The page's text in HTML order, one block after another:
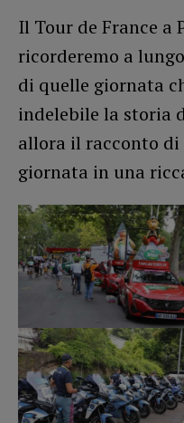
Il Tour de France a
ricorderemo a
di quelle giornata
indelebile la storia
allora il racconto
giornata in una